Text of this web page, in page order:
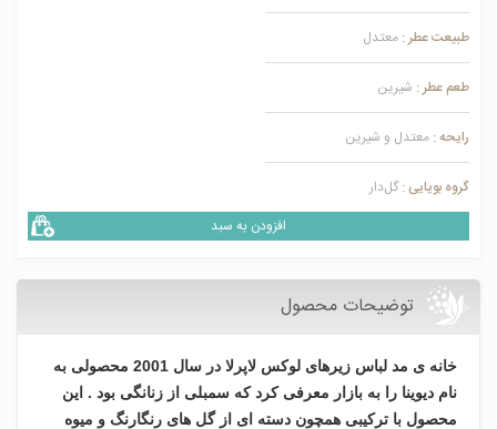
طبیعت عطر : معتدل
طعم عطر : شیرین
رایحه : معتدل و شیرین
گروه بویایی : گل‌دار
افزودن به سبد
توضیحات محصول
خانه ی مد لباس زیرهای لوکس لاپرلا در سال 2001 محصولی به
نام دیوینا را به بازار معرفی کرد که سمبلی از زنانگی بود . این
محصول با ترکیبی همچون دسته ای از گل های رنگارنگ و میوه